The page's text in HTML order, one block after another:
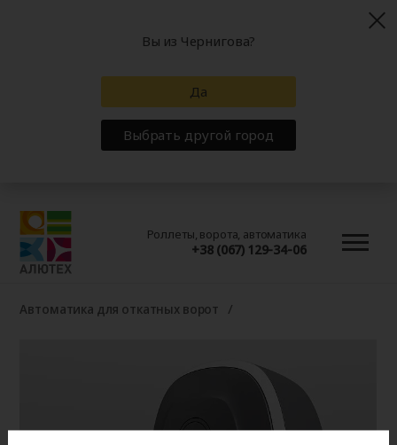
Роллеты, ворота, автоматика
+38 (067) 129-34-06
Автоматика для откатных ворот
Вы из Чернигова?
Да
Выбрать другой город